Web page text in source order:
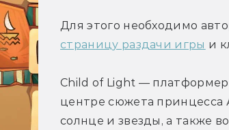
страницу раздачи игры и
Child of Light —
центре сюжета принцесса
солнце и звезды, а также